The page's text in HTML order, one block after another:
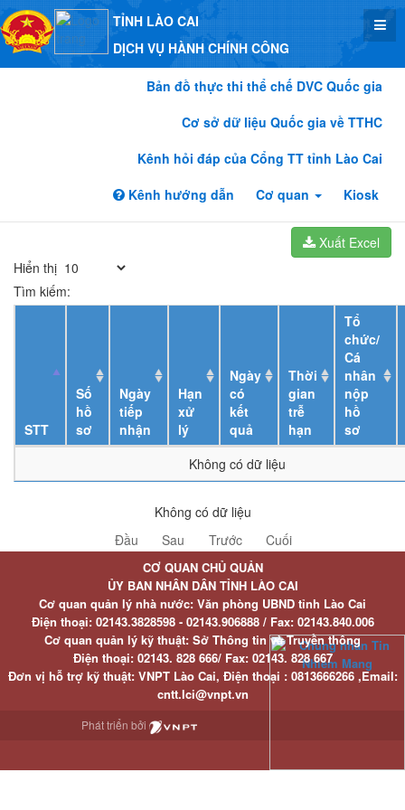
TỈNH LÀO CAI
DỊCH VỤ HÀNH CHÍNH CÔNG
Bản đồ thực thi thể chế DVC Quốc gia
Cơ sở dữ liệu Quốc gia về TTHC
Kênh hỏi đáp của Cổng TT tỉnh Lào Cai
Kênh hướng dẫn
Cơ quan Kiosk
Xuất Excel
Hiển thị
Tìm kiếm:
STT
Số
hồ
sơ
Ngày
tiếp
nhận
Hạn
xử
lý
Ngày
có
kết
quả
Thời
gian
trễ
hạn
Tổ
chức/
Cá
nhân
nộp
hồ
sơ
Không có dữ liệu
Không có dữ liệu
Đầu
Sau Trước Cuối
CƠ QUAN CHỦ QUẢN
ỦY BAN NHÂN DÂN TỈNH LÀO CAI
Cơ quan quản lý nhà nước: Văn phòng UBND tỉnh Lào Cai
Điện thoại:02143.3828598 - 02143.906888 / Fax:02143.840.006
Cơ quan quản lý kỹ thuật: Sở Thông tin và Truyền thông
Điện thoại:02143. 828 666/ Fax:02143. 828 667
Đơn vị hỗ trợ kỹ thuật: VNPT Lào Cai, Điện thoại : 0813666266 ,Email:
cntt.lci@vnpt.vn
Phát triển bởi